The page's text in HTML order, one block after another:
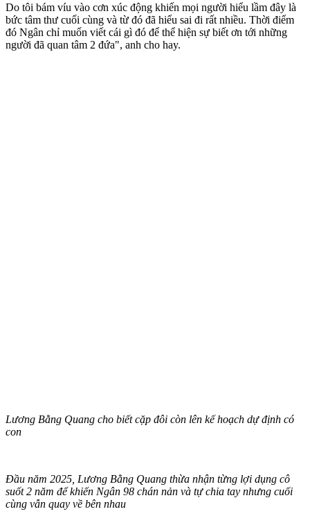
Do tôi bám víu vào cơn xúc động khiến mọi người hiểu lầm đây là
bức tâm thư cuối cùng và từ đó đã hiểu sai đi rất nhiều. Thời điểm
đó Ngân chỉ muốn viết cái gì đó để thể hiện sự biết ơn tới những
người đã quan tâm 2 đứa", anh cho hay.
Lương Bằng Quang cho biết cặp đôi còn lên kế hoạch dự định có
con
Đầu năm 2025, Lương Bằng Quang thừa nhận từng lợi dụng cô
suốt 2 năm để khiến Ngân 98 chán nản và tự chia tay nhưng cuối
cùng vẫn quay về bên nhau